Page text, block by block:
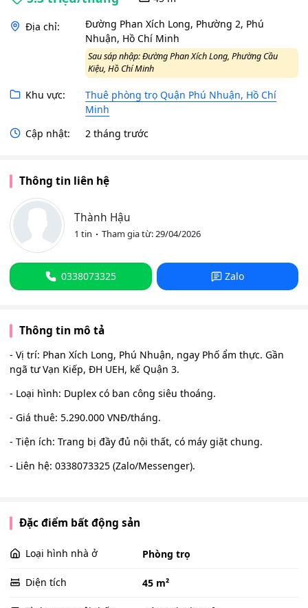
Địa chỉ:
Đường Phan Xích Long, Phường 2, Phú
Nhuận, Hồ Chí Minh
Sau sáp nhập: Đường Phan Xích Long, Phường Cầu
Kiệu, Hồ Chí Minh
Khu vực:
Thuê phòng trọ Quận Phú Nhuận, Hồ Chí
Minh
Cập nhật:
2 tháng trước
Thông tin liên hệ
Thành Hậu
1 tin Tham gia từ: 29/04/2026
0338073325 Zalo
Thông tin mô tả
- Vị trí: Phan Xích Long, Phú Nhuận, ngay Phố ẩm thực. Gần
ngã tư Vạn Kiếp, ĐH UEH, kế Quận 3.
- Loại hình: Duplex có ban công siêu thoáng.
- Giá thuê: 5.290.000 VNĐ/tháng.
- Tiện ích: Trang bị đầy đủ nội thất, có máy giặt chung.
- Liên hệ: 0338073325 (Zalo/Messenger).
Đặc điểm bất động sản
Loại hình nhà ở Phòng trọ
Diện tích 45 m²